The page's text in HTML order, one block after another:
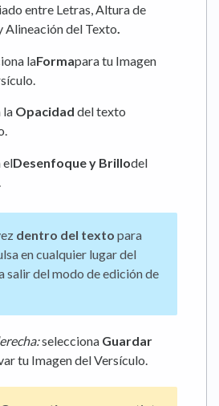
entre Letras, Altura de
Alineación del Texto.
laFormapara tu Imagen
la Opacidad del texto
elDesenfoque y Brillodel
dentro del texto para
en cualquier lugar del
salir del modo de edición de
selecciona Guardar
tu Imagen del Versículo.